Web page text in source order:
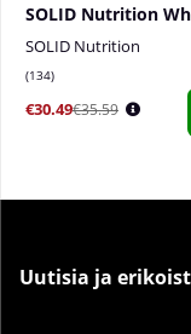
SOLID Nutrition
SOLID Nutrition
134
€30.49€35.59
Uutisia ja